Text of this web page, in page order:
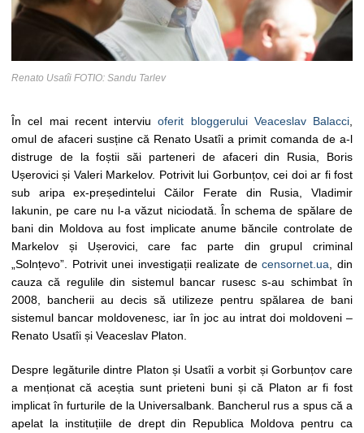
Renato Usatîi FOTIO: Sandu Tarlev
În cel mai recent interviu oferit bloggerului Veaceslav Balacci
omul de afaceri susține că Renato Usatîi a primit comanda de a-l
distruge de la foștii săi parteneri de afaceri din Rusia, Boris
Ușerovici și Valeri Markelov. Potrivit lui Gorbunțov, cei doi ar fi fost
sub aripa ex-președintelui Căilor Ferate din Rusia, Vladimir
Iakunin, pe care nu l-a văzut niciodată. În schema de spălare de
bani din Moldova au fost implicate anume băncile controlate de
Markelov și Ușerovici, care fac parte din grupul criminal
„Solnțevo”. Potrivit unei investigații realizate decensornet.ua , din
cauza că regulile din sistemul bancar rusesc s-au schimbat în
2008, bancherii au decis să utilizeze pentru spălarea de bani
sistemul bancar moldovenesc, iar în joc au intrat doi moldoveni –
Renato Usatîi și Veaceslav Platon.
Despre legăturile dintre Platon și Usatîi a vorbit și Gorbunțov care
a menționat că aceștia sunt prieteni buni și că Platon ar fi fost
implicat în furturile de la Universalbank. Bancherul rus a spus că a
apelat la instituțiile de drept din Republica Moldova pentru ca